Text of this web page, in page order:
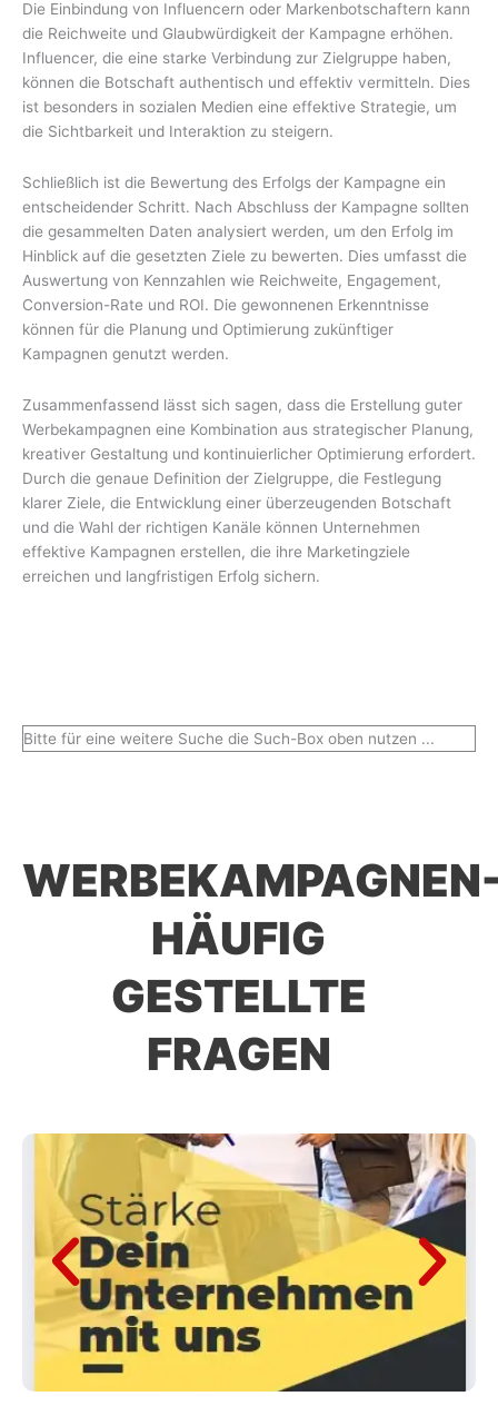
Die Einbindung von Influencern oder Markenbotschaftern kann
die Reichweite und Glaubwürdigkeit der Kampagne erhöhen.
Influencer, die eine starke Verbindung zur Zielgruppe haben,
können die Botschaft authentisch und effektiv vermitteln. Dies
ist besonders in sozialen Medien eine effektive Strategie, um
die Sichtbarkeit und Interaktion zu steigern.
Schließlich ist die Bewertung des Erfolgs der Kampagne ein
entscheidender Schritt. Nach Abschluss der Kampagne sollten
die gesammelten Daten analysiert werden, um den Erfolg im
Hinblick auf die gesetzten Ziele zu bewerten. Dies umfasst die
Auswertung von Kennzahlen wie Reichweite, Engagement,
Conversion-Rate und ROI. Die gewonnenen Erkenntnisse
können für die Planung und Optimierung zukünftiger
Kampagnen genutzt werden.
Zusammenfassend lässt sich sagen, dass die Erstellung guter
Werbekampagnen eine Kombination aus strategischer Planung,
kreativer Gestaltung und kontinuierlicher Optimierung erfordert.
Durch die genaue Definition der Zielgruppe, die Festlegung
klarer Ziele, die Entwicklung einer überzeugenden Botschaft
und die Wahl der richtigen Kanäle können Unternehmen
effektive Kampagnen erstellen, die ihre Marketingziele
erreichen und langfristigen Erfolg sichern.
Bitte für eine weitere Suche die Such-Box oben nutzen ...
HÄUFIG
GESTELLTE
FRAGEN